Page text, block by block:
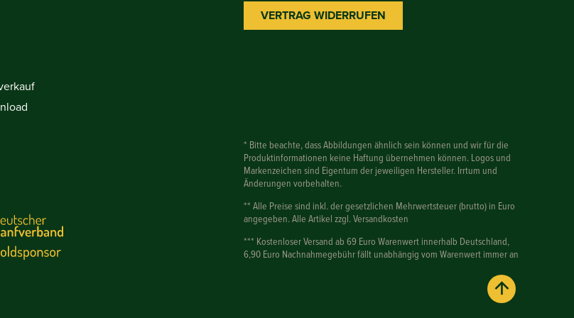
VERTRAG WIDERRUFEN
* Bitte beachte, dass Abbildungen ähnlich sein können und wir für die
Produktinformationen keine Haftung übernehmen können. Logos und
Markenzeichen sind Eigentum der jeweiligen Hersteller. Irrtum und
Änderungen vorbehalten.
** Alle Preise sind inkl. der gesetzlichen Mehrwertsteuer (brutto) in Euro
angegeben. Alle Artikel zzgl. Versandkosten
*** Kostenloser Versand ab 69 Euro Warenwert innerhalb Deutschland,
6,90 Euro Nachnahmegebühr fällt unabhängig vom Warenwert immer an